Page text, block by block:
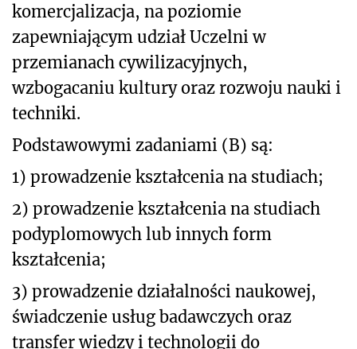
komercjalizacja, na poziomie
zapewniającym udział Uczelni w
przemianach cywilizacyjnych,
wzbogacaniu kultury oraz rozwoju nauki i
techniki.
Podstawowymi zadaniami (B) są:
1) prowadzenie kształcenia na studiach;
2) prowadzenie kształcenia na studiach
podyplomowych lub innych form
kształcenia;
3) prowadzenie działalności naukowej,
świadczenie usług badawczych oraz
transfer wiedzy i technologii do